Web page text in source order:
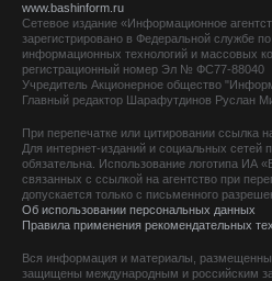
www.bashinform.ru
Сетевое издание «Информационное
зарегистрировано в Федеральной службе
информационных технологий и массовых
регистрационный номер Эл № ФС77-88040
Учредитель Акционерное общество
Главный редактор Шарафутдинов Руслан
При перепечатке или цитировании ссылка
Для интернет-изданий и социальных сетей
обязательна. Использование логотипа ИА
связанных с ссылкой на агентство при
допускается только с письменного
Об использовании персональных данных
Правила применения рекомендательных
Вся информация и материалы,
защищены международным и российским